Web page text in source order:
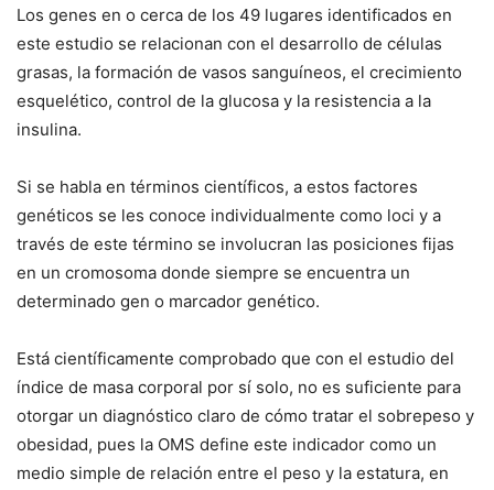
Los genes en o cerca de los 49 lugares identificados en
este estudio se relacionan con el desarrollo de células
grasas, la formación de vasos sanguíneos, el crecimiento
esquelético, control de la glucosa y la resistencia a la
insulina.
Si se habla en términos científicos, a estos factores
genéticos se les conoce individualmente como loci y a
través de este término se involucran las posiciones fijas
en un cromosoma donde siempre se encuentra un
determinado gen o marcador genético.
Está científicamente comprobado que con el estudio del
índice de masa corporal por sí solo, no es suficiente para
otorgar un diagnóstico claro de cómo tratar el sobrepeso y
obesidad, pues la OMS define este indicador como un
medio simple de relación entre el peso y la estatura, en